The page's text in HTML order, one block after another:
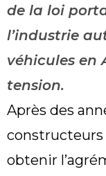
de la loi
l’industrie
véhicules en
tension.
Après des
obtenir